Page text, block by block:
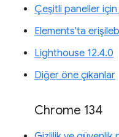
Çeşitli paneller
Elements'ta
Lighthouse 12.4.0
Diğer öne çıkanlar
Chrome 134